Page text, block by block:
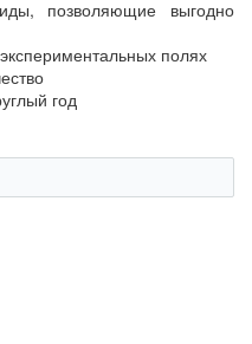
позволяющие выгодно
полях
год